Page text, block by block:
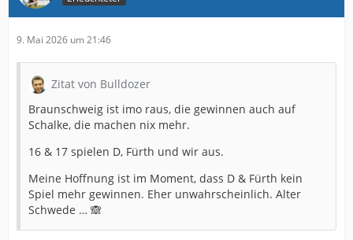
9. Mai 2026 um 21:46
Zitat von Bulldozer
Braunschweig ist imo raus, die gewinnen auch auf
Schalke, die machen nix mehr.
16 & 17 spielen D, Fürth und wir aus.
Meine Hoffnung ist im Moment, dass D & Fürth kein
Spiel mehr gewinnen. Eher unwahrscheinlich. Alter
Schwede … 🙈